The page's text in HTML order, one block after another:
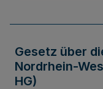
Gesetz über
Nordrhein-
HG)